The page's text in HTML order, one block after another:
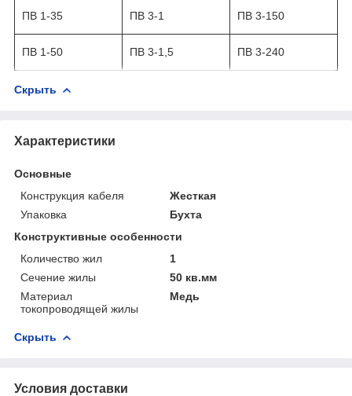
ПВ 1-35 ПВ 3-1 ПВ 3-150
ПВ 1-50 ПВ 3-1,5 ПВ 3-240
Скрыть
Характеристики
Основные
Конструкция кабеля
Жесткая
Упаковка
Бухта
Конструктивные особенности
Количество жил
1
Сечение жилы
50 кв.мм
Материал
токопроводящей жилы
Медь
Скрыть
Условия доставки